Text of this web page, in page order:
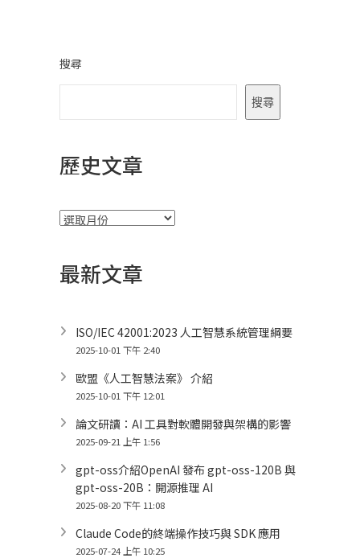
搜尋
搜尋
歷史文章
彙
最新文章
ISO/IEC 42001:2023 人工智慧系統管理綱要
2025-10-01 下午 2:40
歐盟《人工智慧法案》 介紹
2025-10-01 下午 12:01
論文研讀：AI 工具對軟體開發與架構的影響
2025-09-21 上午 1:56
gpt-oss介紹OpenAI 發布 gpt-oss-120B 與
gpt-oss-20B：開源推理 AI
2025-08-20 下午 11:08
Claude Code的終端操作技巧與 SDK 應用
2025-07-24 上午 10:25